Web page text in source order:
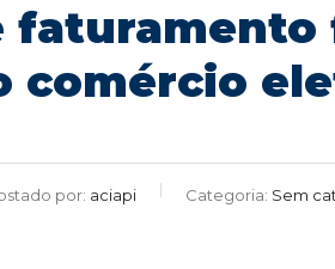
comércio
por: aciapi Categoria: Sem